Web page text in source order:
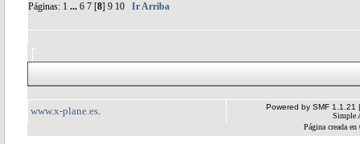
Páginas: 1 ... 6 7 [8] 9 10 Ir Arriba
www.x-plane.es Powered by SMF 1.1.21
Simple
Página creada